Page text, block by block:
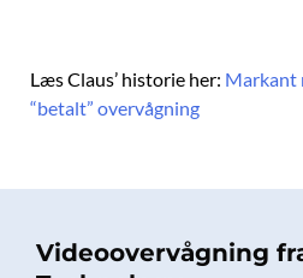
Læs Claus’ historie her: Markant
“betalt” overvågning
Videoovervågning